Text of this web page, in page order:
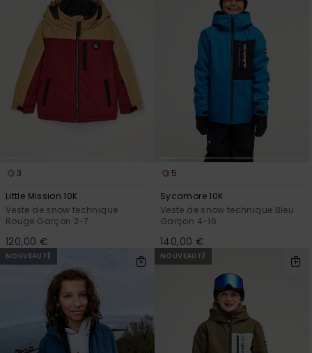
plus rapide
à votre
question.
Démarrer
conversation
Trouvez
des
réponses
de
la FAQ
3
Little Mission 10K
Veste de snow technique
Rouge Garçon 2-7
120,00 €
5
Sycamore 10K
Veste de snow technique Bleu
Garçon 4-16
140,00 €
NOUVEAUTÉ NOUVEAUTÉ